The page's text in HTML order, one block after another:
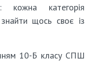
категорія
знайти щось своє із
10-Б класу СПШ